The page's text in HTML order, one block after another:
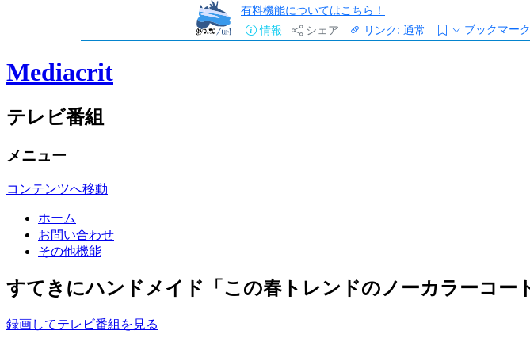
有料機能についてはこちら！
情報
シェア リンク: 通常 ブックマーク